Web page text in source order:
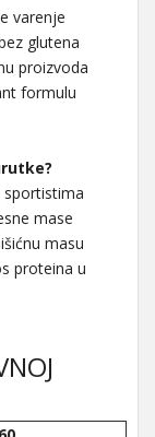
varenje
glutena
proizvoda
formulu
sportistima
mase
masu
proteina u